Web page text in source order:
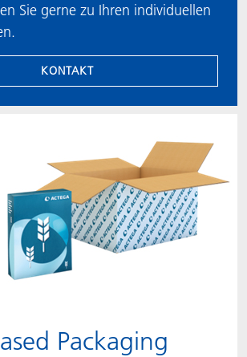
Sie gerne zu Ihren individuellen
KONTAKT
Packaging